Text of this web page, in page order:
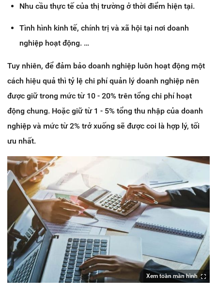
Nhu cầu thực tế của thị trường ở thời điểm hiện tại.
Tình hình kinh tế, chính trị và xã hội tại nơi doanh
nghiệp hoạt động. …
Tuy nhiên, để đảm bảo doanh nghiệp luôn hoạt động một
cách hiệu quả thì tỷ lệ chi phí quản lý doanh nghiệp nên
được giữ trong mức từ 10 - 20% trên tổng chi phí hoạt
động chung. Hoặc giữ từ 1 - 5% tổng thu nhập của doanh
nghiệp và mức từ 2% trở xuống sẽ được coi là hợp lý, tối
ưu nhất.
Xem toàn màn hình